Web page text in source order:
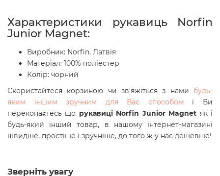
Характеристики рукавиць Norfin
Junior Magnet:
Виробник: Norfin, Латвія
Матеріал: 100% поліестер
Колір: чорний
Скористайтеся корзиною чи зв'яжіться з нами будь-
яким іншим зручним для Вас способом і Ви
переконаєтесь що рукавиці Norfin Junior Magnet як і
будь-який інший товар, в нашому інтернет-магазині
швидше, простіше і зручніше, до того ж у нас дешевше!
Зверніть увагу